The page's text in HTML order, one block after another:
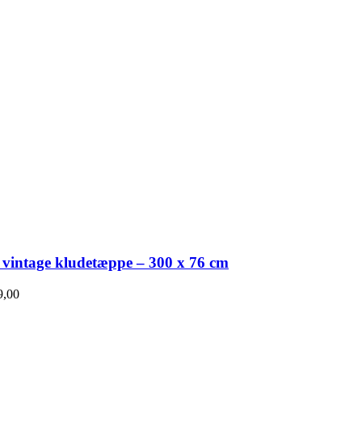
vintage kludetæppe – 300 x 76 cm